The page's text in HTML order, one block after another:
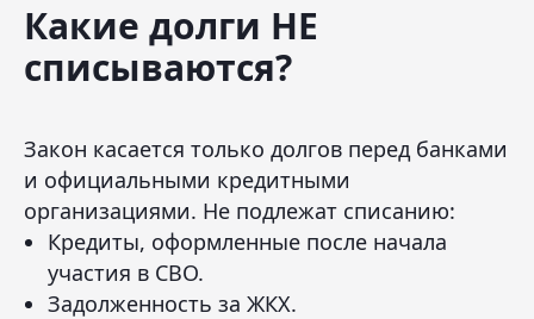
Какие долги НЕ
списываются?
Закон касается только долгов перед банками
и официальными кредитными
организациями. Не подлежат списанию:
Кредиты, оформленные после начала
участия в СВО.
Задолженность за ЖКХ.